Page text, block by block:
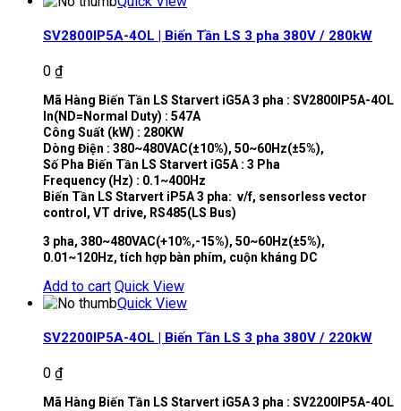
SV2800IP5A-4OL | Biến Tần LS 3 pha 380V / 280kW
0 ₫
Mã Hàng Biến Tần LS Starvert iG5A 3 pha : SV2800IP5A-4OL
In(ND=Normal Duty) : 547A
Công Suất (kW) : 280KW
Dòng Điện : 380~480VAC(±10%), 50~60Hz(±5%),
Số Pha Biến Tần LS Starvert iG5A : 3 Pha
Frequency (Hz) : 0.1~400Hz
Biến Tần LS Starvert iP5A 3 pha: v/f, sensorless vector
control, VT drive, RS485(LS Bus)
3 pha, 380~480VAC(+10%,-15%), 50~60Hz(±5%),
0.01~120Hz, tích hợp bàn phím, cuộn kháng DC
Add to cart Quick View
Quick View
SV2200IP5A-4OL | Biến Tần LS 3 pha 380V / 220kW
0 ₫
Mã Hàng Biến Tần LS Starvert iG5A 3 pha : SV2200IP5A-4OL